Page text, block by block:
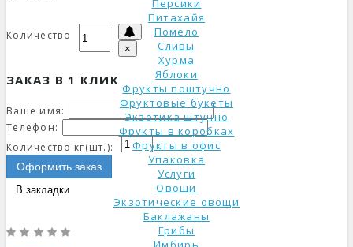
Персики
Питахайя
Помело
Сливы
Хурма
Яблоки
Фрукты поштучно
Фруктовые букеты
Экзотика штучно
Фрукты в коробках
Фрукты в офис
Упаковка
Услуги
Овощи
Экзотические овощи
Баклажаны
Грибы
Количество
×
ЗАКАЗ В 1 КЛИК
Ваше имя:
Телефон:
Количество кг(шт.):
Оформить заказ
В закладки